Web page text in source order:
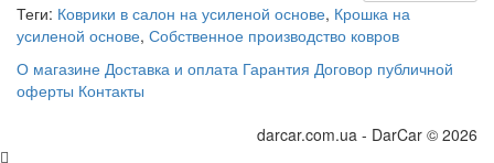
Теги: Коврики в салон на усиленой основе, Крошка на
усиленой основе, Собственное производство ковров
О магазине Доставка и оплата Гарантия Договор публичной
оферты Контакты
darcar.com.ua - DarCar © 2026